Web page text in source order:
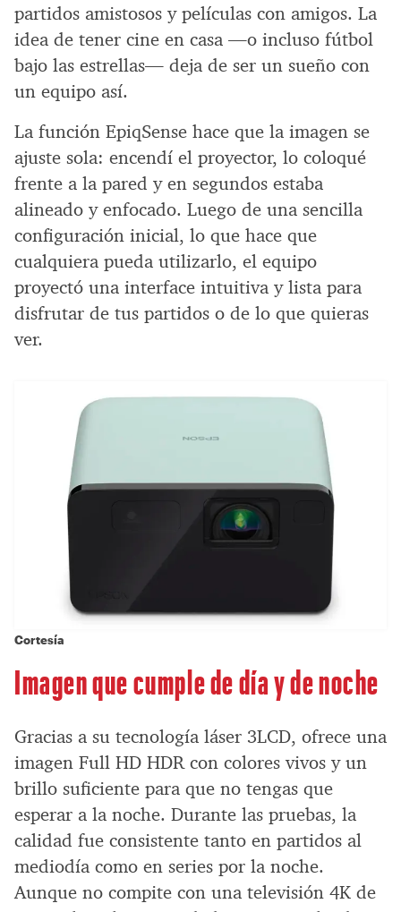
partidos amistosos y películas con amigos. La
idea de tener cine en casa —o incluso fútbol
bajo las estrellas— deja de ser un sueño con
un equipo así.
La función EpiqSense hace que la imagen se
ajuste sola: encendí el proyector, lo coloqué
frente a la pared y en segundos estaba
alineado y enfocado. Luego de una sencilla
configuración inicial, lo que hace que
cualquiera pueda utilizarlo, el equipo
proyectó una interface intuitiva y lista para
disfrutar de tus partidos o de lo que quieras
ver.
Cortesía
Imagen que cumple de día y de noche
Gracias a su tecnología láser 3LCD, ofrece una
imagen Full HD HDR con colores vivos y un
brillo suficiente para que no tengas que
esperar a la noche. Durante las pruebas, la
calidad fue consistente tanto en partidos al
mediodía como en series por la noche.
Aunque no compite con una televisión 4K de